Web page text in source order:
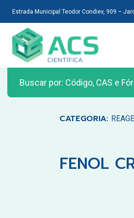
Estrada Municipal Teodor Condiev, 909 –
CATEGORIA:
FENOL